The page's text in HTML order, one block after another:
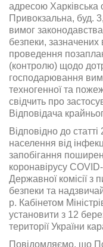
адресою Харківська
Привокзальна, буд.
вимог
безпеки, зазначених
проведення
(контролю) щодо
господарювання
техногенної та
свідчить про
Відповідача
Відповідно до
населення від
запобігання
коронавірусу
Державної комісії з
безпеки та
р. Кабінетом
установити з 12
території України
Повідомляємо, що